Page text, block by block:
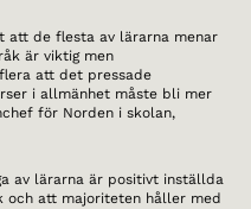
att de flesta av lärarna menar
är viktig men
att det pressade
i allmänhet måste bli mer
för Norden i skolan,
av lärarna är positivt inställda
och att majoriteten håller med